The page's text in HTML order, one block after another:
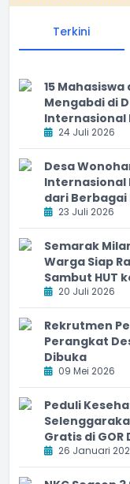
Terkini
15
Mengabdi di
Internasional
24 Juli 2026
Desa
Internasional
dari Berbagai
23 Juli 2026
Semarak
Warga Siap
Sambut HUT
20 Juli 2026
Rekrutmen
Perangkat
Dibuka
09 Mei 2026
Peduli
Gratis di
26 Januari